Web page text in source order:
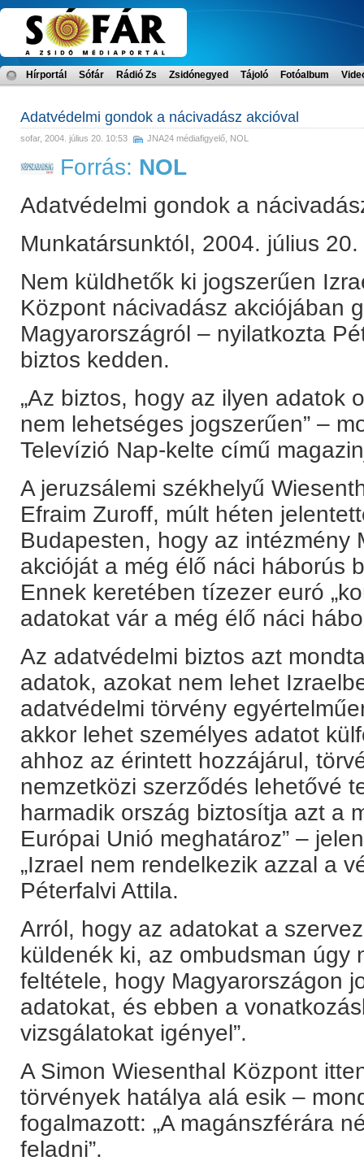
Hírportál Sófár Rádió Zs Zsidónegyed Tájoló Fotóalbum
Adatvédelmi gondok a nácivadász akcióval
sofar, 2004. július 20. 10:53 JNA24 médiafigyelő NOL
Forrás: NOL
Adatvédelmi gondok a
Munkatársunktól, 2004. július
Nem küldhetők ki jogszerűen
Központ nácivadász akciójában
Magyarországról – nyilatkozta
biztos kedden.
„Az biztos, hogy az ilyen adatok
nem lehetséges jogszerűen” –
Televízió Nap-kelte című
A jeruzsálemi székhelyű
Efraim Zuroff, múlt héten
Budapesten, hogy az intézmény
akcióját a még élő náci háborús
Ennek keretében tízezer euró
adatokat vár a még élő náci
Az adatvédelmi biztos azt
adatok, azokat nem lehet
adatvédelmi törvény
akkor lehet személyes adatot
ahhoz az érintett hozzájárul,
nemzetközi szerződés lehetővé
harmadik ország biztosítja azt a
Európai Unió meghatároz” –
„Izrael nem rendelkezik azzal a
Péterfalvi Attila.
Arról, hogy az adatokat a
küldenék ki, az ombudsman úgy
feltétele, hogy Magyarországon
adatokat, és ebben a
vizsgálatokat igényel”.
A Simon Wiesenthal Központ
törvények hatálya alá esik –
fogalmazott: „A magánszférára
feladni”.